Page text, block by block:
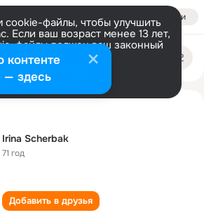
Войти
cookie-файлы, чтобы улучшить
Если ваш возраст менее 13 лет,
файлы должен ваш законный
Больше информации
Настроить
Irina Scherbak
71 год
Добавить в друзья
— здесь